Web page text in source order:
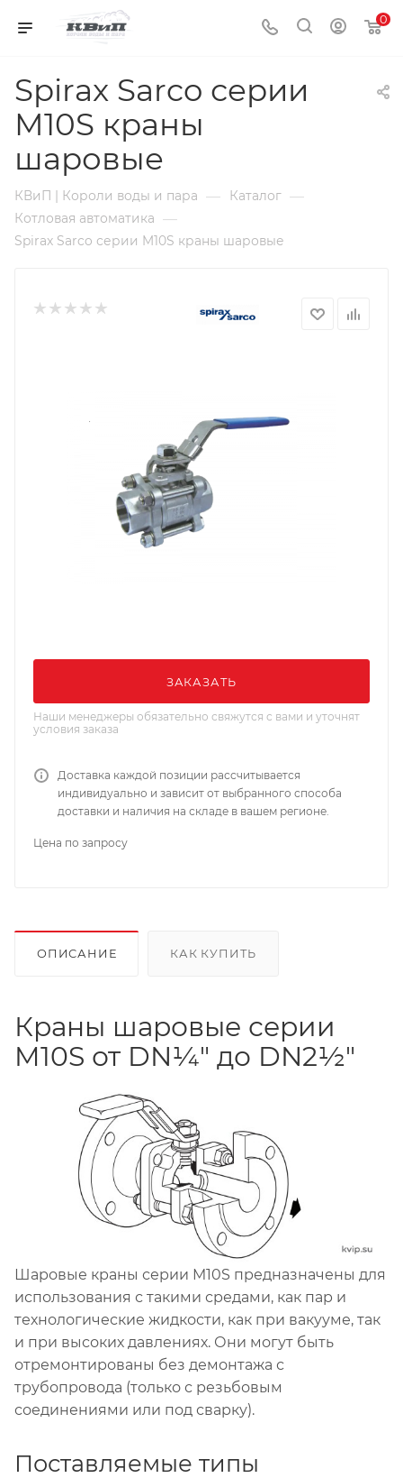
0
Spirax Sarco серии
M10S краны
шаровые
КВиП | Короли воды и пара — Каталог —
Котловая автоматика —
Spirax Sarco серии M10S краны шаровые
ЗАКАЗАТЬ
Наши менеджеры обязательно свяжутся с вами и уточнят
условия заказа
Доставка каждой позиции рассчитывается
индивидуально и зависит от выбранного способа
доставки и наличия на складе в вашем регионе.
Цена по запросу
ОПИСАНИЕ КАК КУПИТЬ
Краны шаровые серии
M10S от DN¼" до DN2½"
Шаровые краны серии M10S предназначены для
использования с такими средами, как пар и
технологические жидкости, как при вакууме, так
и при высоких давлениях. Они могут быть
отремонтированы без демонтажа с
трубопровода (только с резьбовым
соединениями или под сварку).
Поставляемые типы